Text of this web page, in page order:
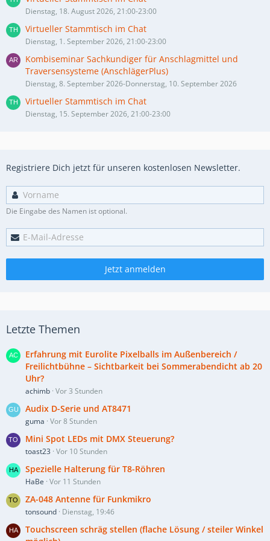
Dienstag, 18. August 2026, 21:00-23:00
Virtueller Stammtisch im Chat
Dienstag, 1. September 2026, 21:00-23:00
Kombiseminar Sachkundiger für Anschlagmittel und
Traversensysteme (AnschlägerPlus)
Dienstag, 8. September 2026-Donnerstag, 10. September 2026
Virtueller Stammtisch im Chat
Dienstag, 15. September 2026, 21:00-23:00
Registriere Dich jetzt für unseren kostenlosen Newsletter.
Die Eingabe des Namen ist optional.
Jetzt anmelden
Letzte Themen
Erfahrung mit Eurolite Pixelballs im Außenbereich /
Freilichtbühne – Sichtbarkeit bei Sommerabendicht ab 20
Uhr?
achimb Vor 3 Stunden
Audix D-Serie und AT8471
guma Vor 8 Stunden
Mini Spot LEDs mit DMX Steuerung?
toast23 Vor 10 Stunden
Spezielle Halterung für T8-Röhren
HaBe Vor 11 Stunden
ZA-048 Antenne für Funkmikro
tonsound Dienstag, 19:46
Touchscreen schräg stellen (flache Lösung / steiler Winkel